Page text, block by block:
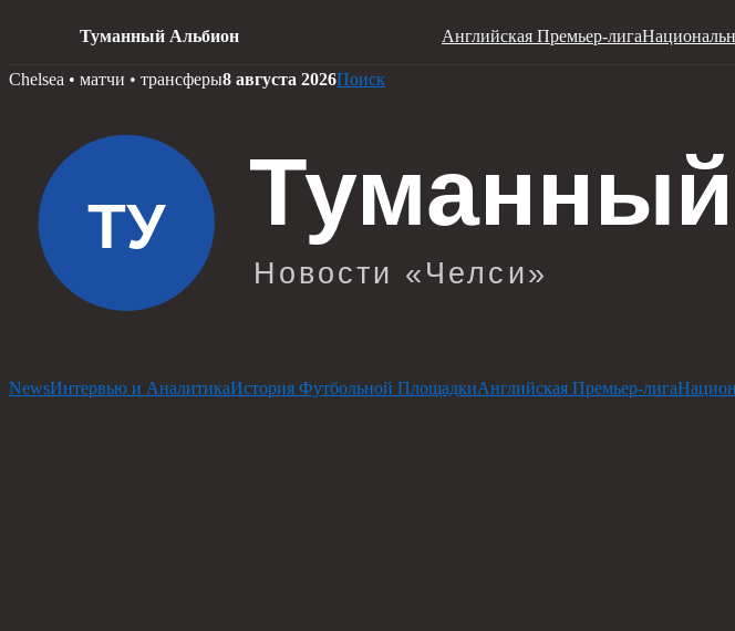
Туманный Альбион Английская Премьер-лига
Skip
Chelsea • матчи • трансферы8 августа 2026Поиск
NewsИнтервью и АналитикаИстория Футбольной ПлощадкиАнглийская Премьер-лига